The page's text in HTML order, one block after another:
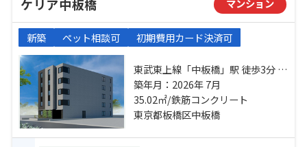
ケリア中板橋 マンション
新築 ペット相談可 初期費用カード決済可
東武東上線「中板橋」駅 徒歩3分 東
武東上線「大山」駅 徒歩15分 都営
三田線「板橋本町」駅 徒歩15分
築年月：2026年 7月
35.02㎡/鉄筋コンクリート
東京都板橋区中板橋